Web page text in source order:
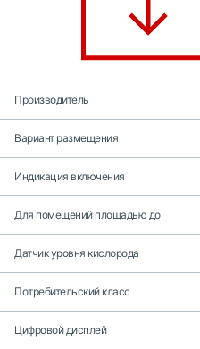
Производитель
Вариант размещения
Индикация включения
Для помещений площадью до
Датчик уровня кислорода
Потребительский класс
Цифровой дисплей